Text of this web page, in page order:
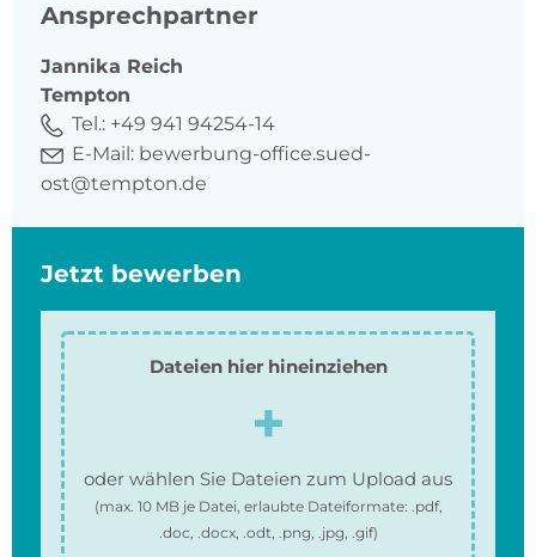
Ansprechpartner
Jannika Reich
Tempton
Tel.: +49 941 94254-14
E-Mail: bewerbung-office.sued-
ost@tempton.de
Jetzt bewerben
Dateien hier hineinziehen
oder wählen Sie Dateien zum Upload aus
(max. 10 MBje Datei, erlaubte Dateiformate: .pdf,
.doc, .docx, .odt, .png, .jpg, .gif)